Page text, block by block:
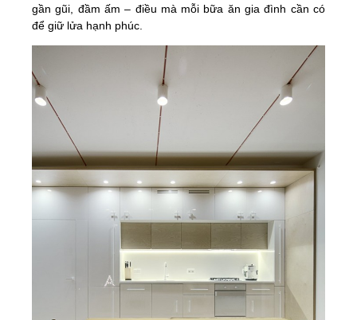
gần gũi, đầm ấm – điều mà mỗi bữa ăn gia đình cần có
để giữ lửa hạnh phúc.